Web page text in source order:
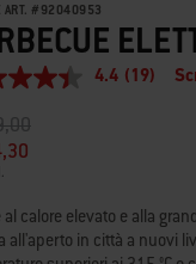
# 92040953
4.4 (19)
ridotto da
a
al calore elevato e alla
all'aperto in città a nuovi